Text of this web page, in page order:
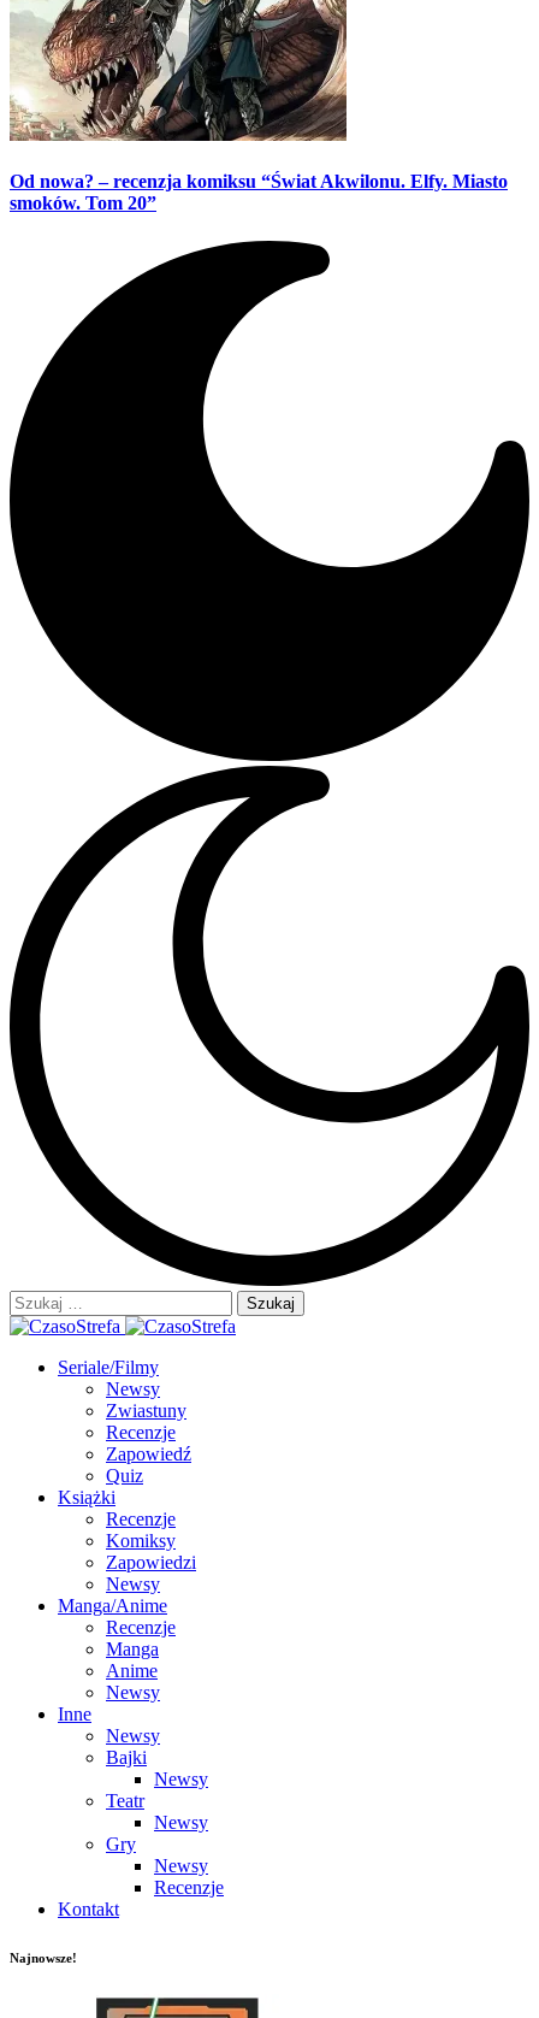
Od nowa? – recenzja komiksu “Świat Akwilonu. Elfy. Miasto
smoków. Tom 20”
Szukaj:
Seriale/Filmy
Newsy
Zwiastuny
Recenzje
Zapowiedź
Quiz
Książki
Recenzje
Komiksy
Zapowiedzi
Newsy
Manga/Anime
Recenzje
Manga
Anime
Newsy
Inne
Newsy
Bajki
Newsy
Teatr
Newsy
Gry
Newsy
Recenzje
Kontakt
Najnowsze!